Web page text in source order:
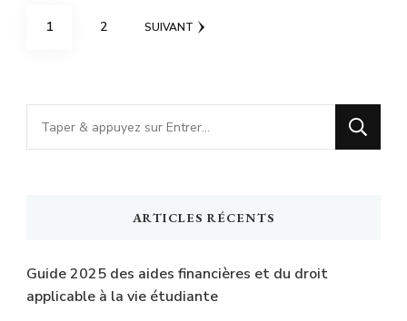
Pagination
PAGE
1 PAGE
2 SUIVANT
Vous
recherchiez
ARTICLES RÉCENTS
Guide 2025 des aides financières et du droit
applicable à la vie étudiante